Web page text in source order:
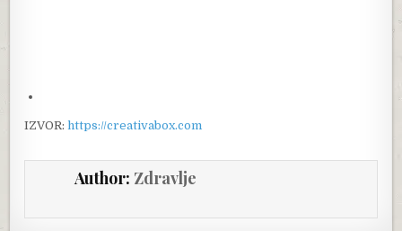
IZVOR:https://creativabox.com
Author: Zdravlje